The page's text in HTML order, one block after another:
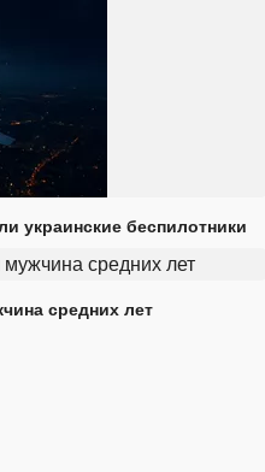
украинские беспилотники
средних лет